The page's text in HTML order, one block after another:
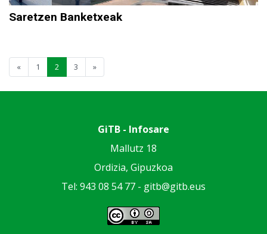
Saretzen Banketxeak
« 1 2 3 »
GiTB - Infosare
Mallutz 18
Ordizia, Gipuzkoa
Tel: 943 08 54 77 - gitb@gitb.eus